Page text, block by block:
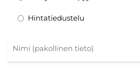
Hintatiedustelu